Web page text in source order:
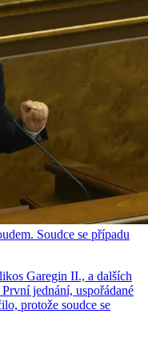
Soudce se případu
Garegin II., a dalších
jednání, uspořádané
protože soudce se